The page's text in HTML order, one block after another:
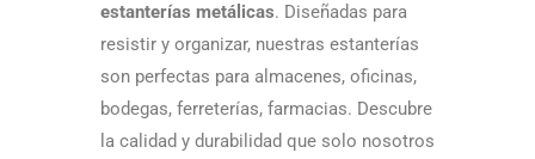
estanterías metálicas. Diseñadas para
resistir y organizar, nuestras estanterías
son perfectas para almacenes, oficinas,
bodegas, ferreterías, farmacias. Descubre
la calidad y durabilidad que solo nosotros